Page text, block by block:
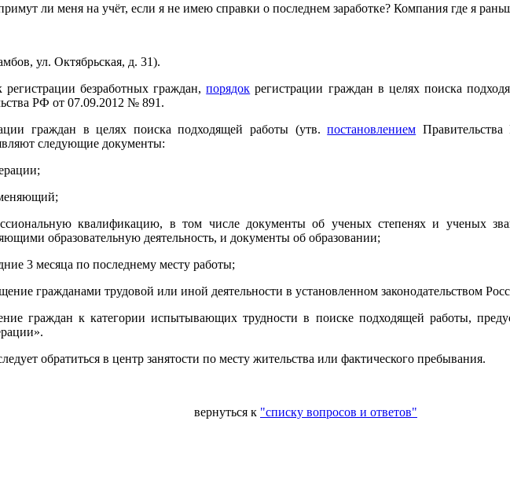
ли меня на учёт, если я не имею справки о последнем заработке? Компания где я
ул. Октябрьская, д. 31).
безработных граждан,порядок регистрации граждан в целях поиска
РФ от 07.09.2012 № 891.
граждан в целях поиска подходящей работы (утв.постановлением
следующие документы:
квалификацию, в том числе документы об ученых степенях и ученых
образовательную деятельность, и документы об образовании;
3 месяца по последнему месту работы;
гражданами трудовой или иной деятельности в установленном законодательством
граждан к категории испытывающих трудности в поиске подходящей работы,
обратиться в центр занятости по месту жительства или фактического пребывания.
вернуться к "списку вопросов и ответов"